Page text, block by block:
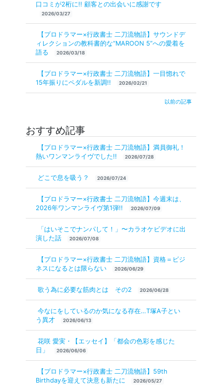
口コミが2桁に!! 顧客との出会いに感謝です
2026/03/27
【プロドラマー×行政書士 二刀流物語】サウンドデ
ィレクションの教科書的な“MAROON 5”への愛着を
語る
2026/03/18
【プロドラマー×行政書士 二刀流物語】一目惚れで
15年振りにペダルを新調!!
2026/02/21
以前の記事
おすすめ記事
【プロドラマー×行政書士 二刀流物語】満員御礼！
熱いワンマンライヴでした!!
2026/07/28
どこで息を吸う？ 2026/07/24
【プロドラマー×行政書士 二刀流物語】今週末は、
2026年ワンマンライヴ第1弾!!
2026/07/09
「はいそこでナンパして！」〜カラオケビデオに出
演した話
2026/07/08
【プロドラマー×行政書士 二刀流物語】資格＝ビジ
ネスになるとは限らない
2026/06/29
歌う為に必要な筋肉とは その2 2026/06/28
今なにをしているのか気になる存在…T塚A子とい
う異才
2026/06/13
花咲 愛実・【エッセイ】「都会の色彩を感じた
日」
2026/06/06
【プロドラマー×行政書士 二刀流物語】59th
Birthdayを迎えて決意も新たに
2026/05/27